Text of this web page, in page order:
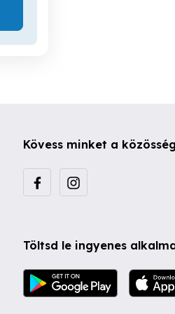
Kövess minket a
Töltsd le ingyenes